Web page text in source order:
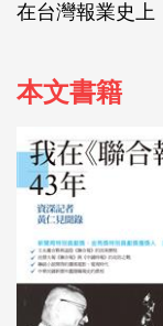
在台灣報業史上
本文書籍